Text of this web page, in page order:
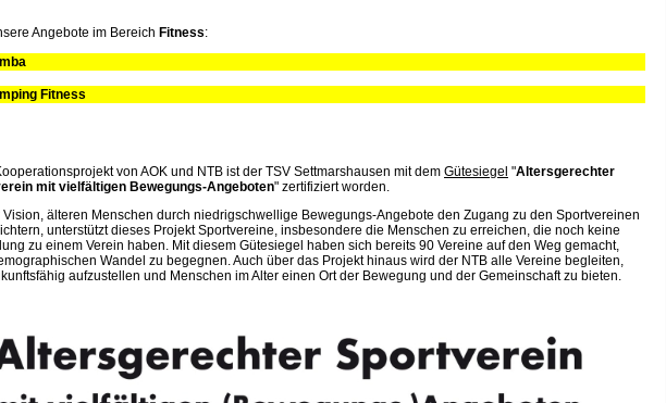
Angebote im Bereich Fitness:
Fitness
von AOK und NTB ist der TSV Settmarshausen mit dem Gütesiegel "Altersgerechter
mit vielfältigen Bewegungs-Angeboten" zertifiziert worden.
Vision, älteren Menschen durch niedrigschwellige Bewegungs-Angebote den Zugang zu den Sportvereinen
unterstützt dieses Projekt Sportvereine, insbesondere die Menschen zu erreichen, die noch keine
zu einem Verein haben. Mit diesem Gütesiegel haben sich bereits 90 Vereine auf den Weg gemacht,
Wandel zu begegnen. Auch über das Projekt hinaus wird der NTB alle Vereine begleiten,
aufzustellen und Menschen im Alter einen Ort der Bewegung und der Gemeinschaft zu bieten.